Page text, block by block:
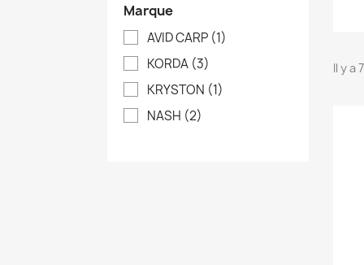
Marque
AVID CARP (1)
KORDA (3)
KRYSTON (1)
NASH (2)
Il y a